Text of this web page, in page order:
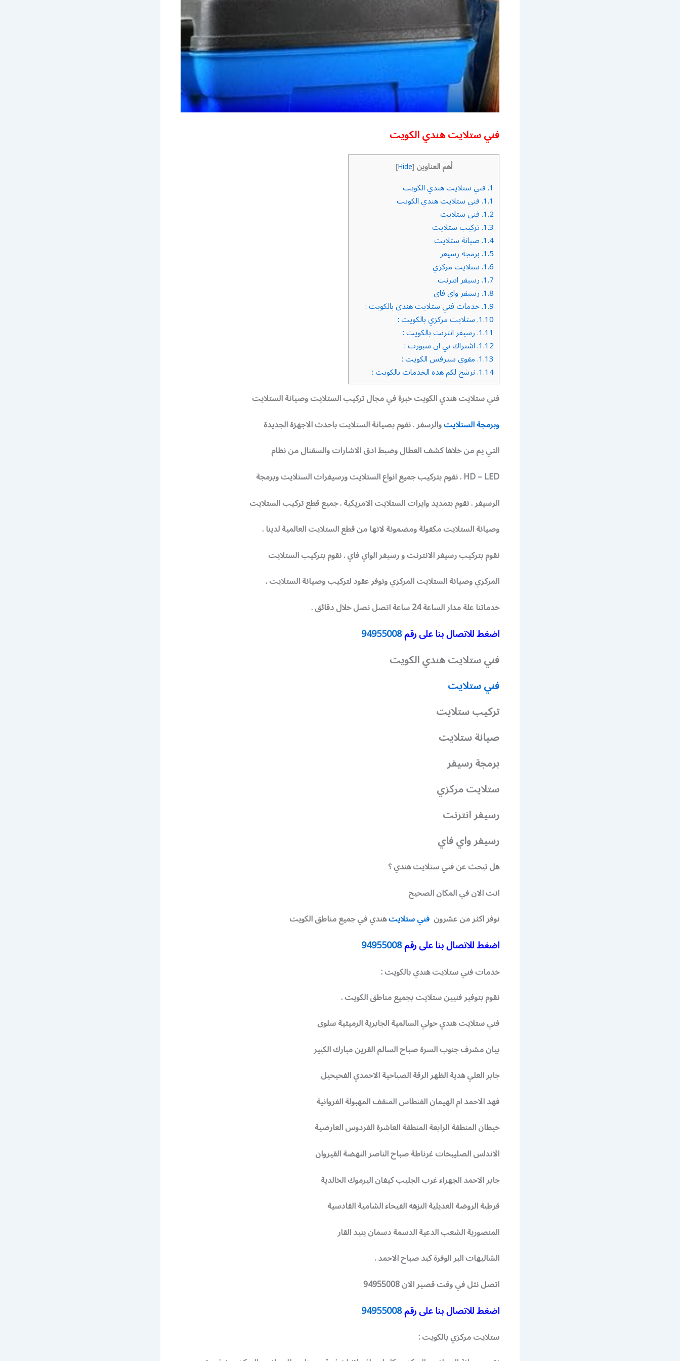
فني ستلايت هندي الكويت
أهم العناوين [
Hide
]
1. فني ستلايت هندي الكويت
1.1. فني ستلايت هندي الكويت
1.2. فني ستلايت
1.3. تركيب ستلايت
1.4. صيانة ستلايت
1.5. برمجة رسيفر
1.6. ستلايت مركزي
1.7. رسيفر انترنت
1.8. رسيفر واي فاي
1.9. خدمات فني ستلايت هندي بالكويت :
1.10. ستلايت مركزي بالكويت :
1.11. رسيفر انترنت بالكويت :
1.12. اشتراك بي ان سبورت :
1.13. مقوي سيرفس الكويت :
1.14. نرشح لكم هذه الخدمات بالكويت :
فني ستلايت هندي الكويت خبرة في مجال تركيب الستلايت وصيانة الستلايت
وبرمجة الستلايتوالرسفر . نقوم بصيانة الستلايت باحدث الاجهزة الجديدة
التي يم من خلاها كشف العطال وضبط ادق الاشارات والسقنال من نظام
HD – LED . نقوم بتركيب جميع انواع الستلايت ورسيفرات الستلايت وبرمجة
الرسيفر . نقوم بتمديد وايرات الستلايت الامريكية . جميع قطع تركيب الستلايت
وصيانة الستلايت مكفولة ومضمونة لانها من قطع الستلايت العالمية لدينا .
نقوم بتركيب رسيفر الانترنت و رسيفر الواي فاي . نقوم بتركيب الستلايت
المركزي وصيانة الستلايت المركزي ونوفر عقود لتركيب وصيانة الستلايت .
خدماتنا علة مدار الساعة 24 ساعة اتصل نصل خلال دقائق .
اضغط للاتصال بنا على رقم94955008
فني ستلايت هندي الكويت
فني ستلايت
تركيب ستلايت
صيانة ستلايت
برمجة رسيفر
ستلايت مركزي
رسيفر انترنت
رسيفر واي فاي
هل تبحث عن فني ستلايت هندي ؟
انت الان في المكان الصحيح
نوفر اكثر من عشرون فني ستلايتهندي في جميع مناطق الكويت
اضغط للاتصال بنا على رقم94955008
خدمات فني ستلايت هندي بالكويت :
نقوم بتوفير فنيين ستلايت بجميع مناطق الكويت .
فني ستلايت هندي حولي السالمية الجابرية الرميثية سلوى
بيان مشرف جنوب السرة صباح السالم القرين مبارك الكبير
جابر العلي هدية الظهر الرقة الصباحية الاحمدي الفحيحيل
فهد الاحمد ام الهيمان الفنطاس المنقف المهبولة الفروانية
خيطان المنطقة الرابعة المنطقة العاشرة الفردوس العارضية
الاندلس الصليبخات غرناطة صباح الناصر النهضة القيروان
جابر الاحمد الجهراء غرب الجليب كيفان اليرموك الخالدية
قرطبة الروضة العديلية النزهه الفيحاء الشامية القادسية
المنصورية الشعب الدعية الدسمة دسمان ينيد القار
الشاليهات البر الوفرة كبد صباح الاحمد .
اتصل نثل في وقت قصير الان 94955008
اضغط للاتصال بنا على رقم94955008
ستلايت مركزي بالكويت :